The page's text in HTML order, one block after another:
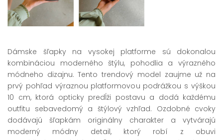
Dámske šľapky na vysokej platforme sú dokonalou
kombináciou moderného štýlu, pohodlia a výrazného
módneho dizajnu. Tento trendový model zaujme už na
prvý pohľad výraznou platformovou podrážkou s výškou
10 cm, ktorá opticky predĺži postavu a dodá každému
outfitu sebavedomý a štýlový vzhľad. Ozdobné cvoky
dodávajú šľapkám originálny charakter a vytvárajú
moderný módny detail, ktorý robí z obuvi